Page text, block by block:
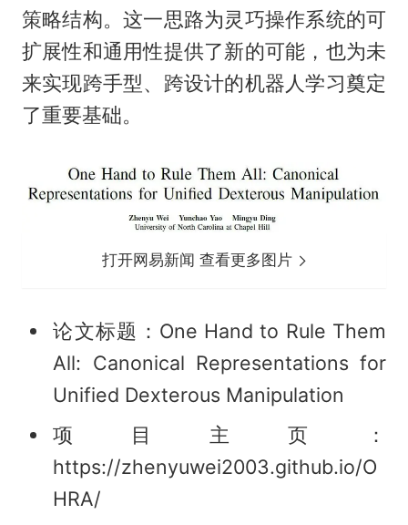
策略结构。这一思路为灵巧操作系统的可
扩展性和通用性提供了新的可能，也为未
来实现跨手型、跨设计的机器人学习奠定
了重要基础。
打开网易新闻 查看更多图片
论文标题：One Hand to Rule Them
All: Canonical Representations for
Unified Dexterous Manipulation
项目主页：
https://zhenyuwei2003.github.io/O
HRA/